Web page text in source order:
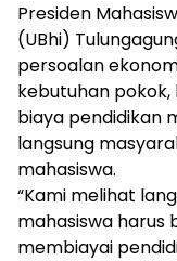
Presiden
(UBhi)
persoalan
kebutuhan
biaya pendidikan
langsung
mahasiswa.
“Kami melihat
mahasiswa harus
membiayai